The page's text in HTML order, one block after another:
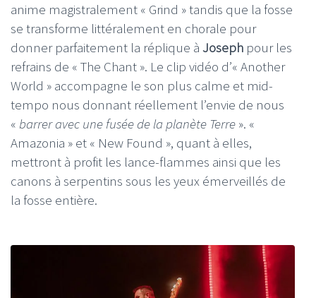
anime magistralement « Grind » tandis que la fosse
se transforme littéralement en chorale pour
donner parfaitement la réplique à Joseph pour les
refrains de « The Chant ». Le clip vidéo d’« Another
World » accompagne le son plus calme et mid-
tempo nous donnant réellement l’envie de nous
« barrer avec une fusée de la planète Terre ». «
Amazonia » et « New Found », quant à elles,
mettront à profit les lance-flammes ainsi que les
canons à serpentins sous les yeux émerveillés de
la fosse entière.